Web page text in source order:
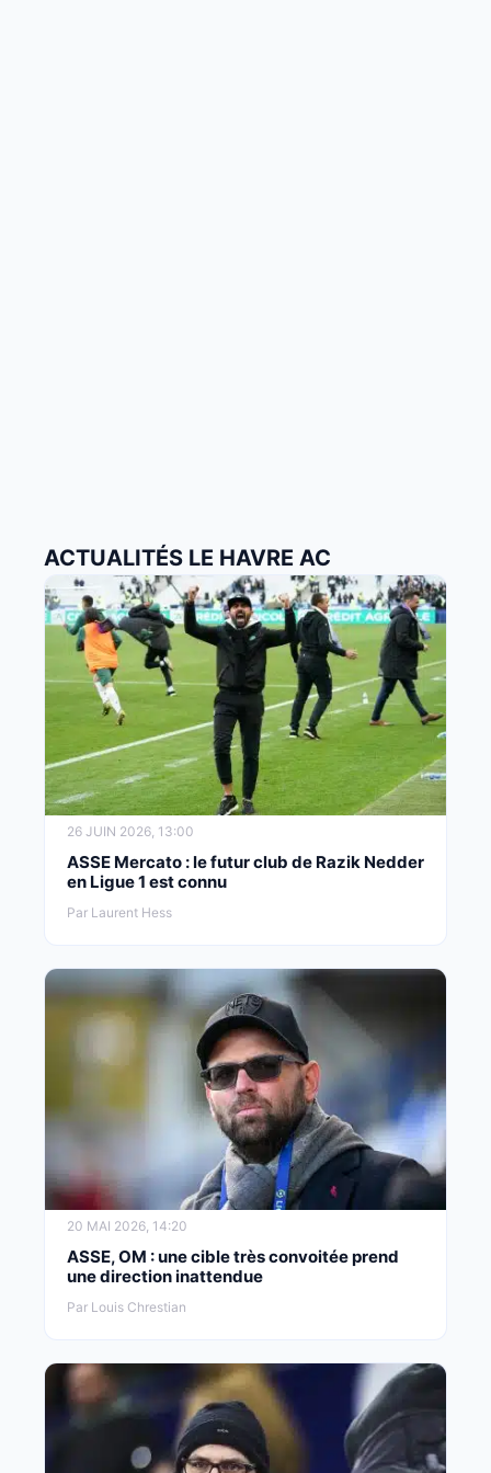
ACTUALITÉS LE HAVRE AC
26 JUIN 2026, 13:00
ASSE Mercato : le futur club de Razik Nedder
en Ligue 1 est connu
Par Laurent Hess
20 MAI 2026, 14:20
ASSE, OM : une cible très convoitée prend
une direction inattendue
Par Louis Chrestian